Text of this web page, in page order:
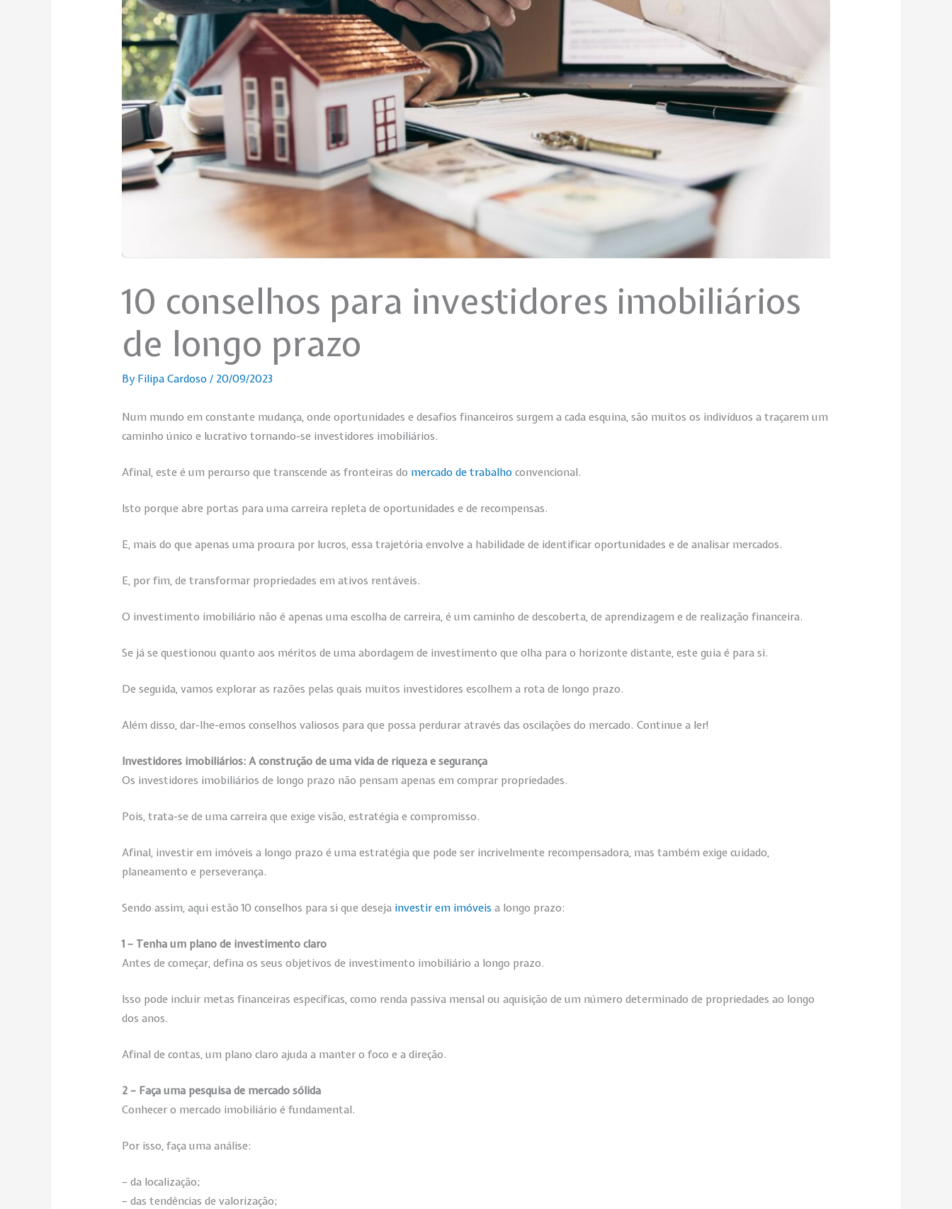
10 conselhos para investidores imobiliários
de longo prazo
By Filipa Cardoso/ 20/09/2023
Num mundo em constante mudança, onde oportunidades e desafios financeiros surgem a cada esquina, são muitos os indivíduos a traçarem um
caminho único e lucrativo tornando-se investidores imobiliários.
Afinal, este é um percurso que transcende as fronteiras do mercado de trabalho convencional.
Isto porque abre portas para uma carreira repleta de oportunidades e de recompensas.
E, mais do que apenas uma procura por lucros, essa trajetória envolve a habilidade de identificar oportunidades e de analisar mercados.
E, por fim, de transformar propriedades em ativos rentáveis.
O investimento imobiliário não é apenas uma escolha de carreira, é um caminho de descoberta, de aprendizagem e de realização financeira.
Se já se questionou quanto aos méritos de uma abordagem de investimento que olha para o horizonte distante, este guia é para si.
De seguida, vamos explorar as razões pelas quais muitos investidores escolhem a rota de longo prazo.
Além disso, dar-lhe-emos conselhos valiosos para que possa perdurar através das oscilações do mercado. Continue a ler!
Investidores imobiliários: A construção de uma vida de riqueza e segurança
Os investidores imobiliários de longo prazo não pensam apenas em comprar propriedades.
Pois, trata-se de uma carreira que exige visão, estratégia e compromisso.
Afinal, investir em imóveis a longo prazo é uma estratégia que pode ser incrivelmente recompensadora, mas também exige cuidado,
planeamento e perseverança.
Sendo assim, aqui estão 10 conselhos para si que deseja investir em imóveis a longo prazo:
1 – Tenha um plano de investimento claro
Antes de começar, defina os seus objetivos de investimento imobiliário a longo prazo.
Isso pode incluir metas financeiras específicas, como renda passiva mensal ou aquisição de um número determinado de propriedades ao longo
dos anos.
Afinal de contas, um plano claro ajuda a manter o foco e a direção.
2 – Faça uma pesquisa de mercado sólida
Conhecer o mercado imobiliário é fundamental.
Por isso, faça uma análise:
– da localização;
– das tendências de valorização;